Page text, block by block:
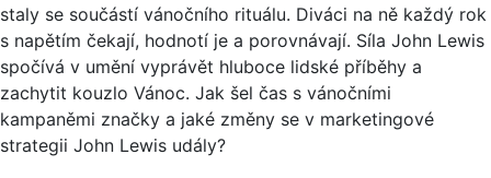
staly se součástí vánočního rituálu. Diváci na ně každý rok
s napětím čekají, hodnotí je a porovnávají. Síla John Lewis
spočívá v umění vyprávět hluboce lidské příběhy a
zachytit kouzlo Vánoc. Jak šel čas s vánočními
kampaněmi značky a jaké změny se v marketingové
strategii John Lewis udály?